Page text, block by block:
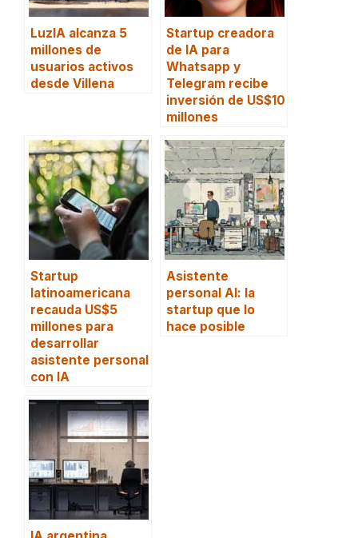
LuzIA alcanza 5
millones de
usuarios activos
desde Villena
Startup creadora
de IA para
Whatsapp y
Telegram recibe
inversión de US$10
millones
Startup
latinoamericana
recauda US$5
millones para
desarrollar
asistente personal
con IA
Asistente
personal AI: la
startup que lo
hace posible